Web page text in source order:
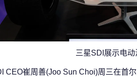
三星SDI展示电
CEO崔周善(Joo Sun Choi)周三在首